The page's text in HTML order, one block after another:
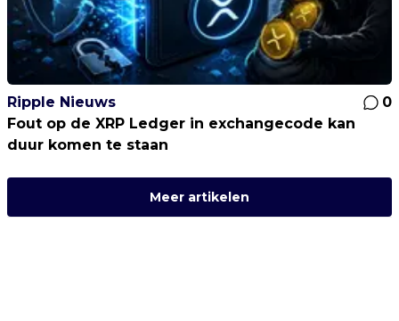
Ripple Nieuws
0
Fout op de XRP Ledger in exchangecode kan
duur komen te staan
Meer artikelen